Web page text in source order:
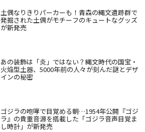
土偶なりきりパーカーも！青森の縄文遺跡群で
発掘された土偶がモチーフのキュートなグッズ
が新発売
あの装飾は「炎」ではない？縄文時代の国宝・
火焔型土器、5000年前の人々が刻んだ謎とデザ
インの秘密
ゴジラの咆哮で目覚める朝…1954年公開『ゴジ
ラ』の貴重音源を搭載した「ゴジラ音声目覚ま
し時計」が新発売